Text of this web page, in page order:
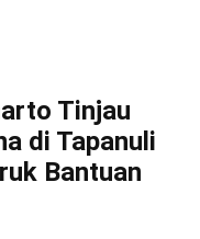
Tinjau
di Tapanuli
Bantuan